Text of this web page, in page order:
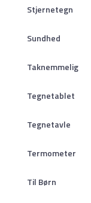
Stjernetegn
Sundhed
Taknemmelig
Tegnetablet
Tegnetavle
Termometer
Til Børn